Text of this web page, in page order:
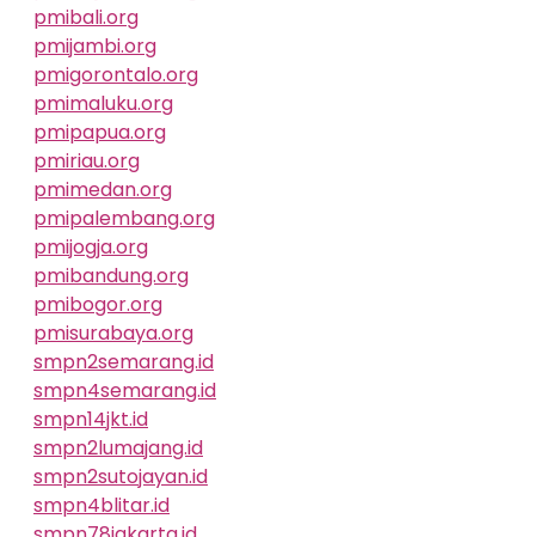
pmibali.org
pmijambi.org
pmigorontalo.org
pmimaluku.org
pmipapua.org
pmiriau.org
pmimedan.org
pmipalembang.org
pmijogja.org
pmibandung.org
pmibogor.org
pmisurabaya.org
smpn2semarang.id
smpn4semarang.id
smpn14jkt.id
smpn2lumajang.id
smpn2sutojayan.id
smpn4blitar.id